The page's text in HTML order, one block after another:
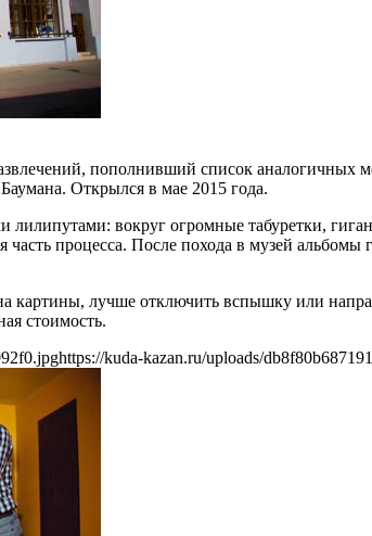
пополнивший список аналогичных
Открылся в мае 2015 года.
вокруг огромные табуретки,
процесса. После похода в музей
картины, лучше отключить вспышку или
стоимость.
https://kuda-kazan.ru/uploads/